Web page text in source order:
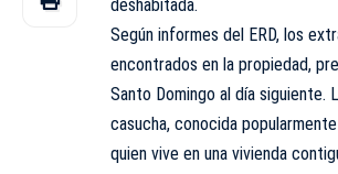
deshabitada.
Según informes del ERD, los
encontrados en la propiedad,
Santo Domingo al día siguiente.
casucha, conocida
quien vive en una vivienda